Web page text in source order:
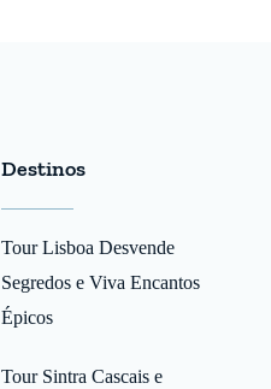
Destinos
Tour Lisboa Desvende
Segredos e Viva Encantos
Épicos
Tour Sintra Cascais e